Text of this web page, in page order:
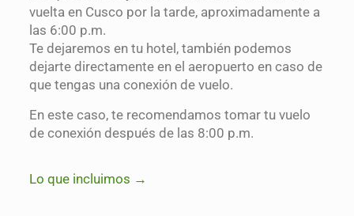
vuelta en Cusco por la tarde, aproximadamente a
las 6:00 p.m.
Te dejaremos en tu hotel, también podemos
dejarte directamente en el aeropuerto en caso de
que tengas una conexión de vuelo.
En este caso, te recomendamos tomar tu vuelo
de conexión después de las 8:00 p.m.
Lo que incluimos →